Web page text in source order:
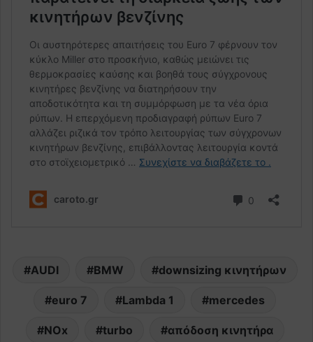
AUDI BMW downsizing κινητήρων
euro 7 Lambda 1 mercedes
NOx turbo απόδοση κινητήρα